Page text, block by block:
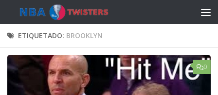
Saltar al contenido
ETIQUETADO: BROOKLYN
0